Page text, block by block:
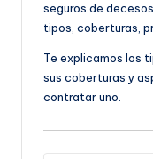
seguros de
tipos, coberturas,
Te explicamos los
sus coberturas y
contratar uno.